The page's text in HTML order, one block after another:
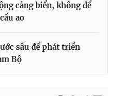
cảng biển, không để
ao
sâu để phát triển
Bộ